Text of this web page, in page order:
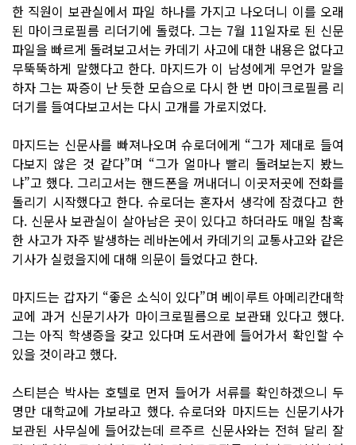
한 직원이 보관실에서 파일 하나를 가지고 나오더니 이를 오래
된 마이크로필름 리더기에 돌렸다. 그는 7월 11일자로 된 신문
파일을 빠르게 돌려보고서는 카데기 사고에 대한 내용은 없다고
무뚝뚝하게 말했다고 한다. 마지드가 이 남성에게 무언가 말을
하자 그는 짜증이 난 듯한 모습으로 다시 한 번 마이크로필름 리
더기를 들여다보고서는 다시 고개를 가로지었다.
마지드는 신문사를 빠져나오며 슈로더에게 “그가 제대로 들여
다보지 않은 것 같다”며 “그가 얼마나 빨리 돌려보는지 봤느
냐”고 했다. 그리고서는 핸드폰을 꺼내더니 이곳저곳에 전화를
돌리기 시작했다고 한다. 슈로더는 혼자서 생각에 잠겼다고 한
다. 신문사 보관실이 살아남은 곳이 있다고 하더라도 매일 참혹
한 사고가 자주 발생하는 레바논에서 카데기의 교통사고와 같은
기사가 실렸을지에 대해 의문이 들었다고 한다.
마지드는 갑자기 “좋은 소식이 있다”며 베이루트 아메리칸대학
교에 과거 신문기사가 마이크로필름으로 보관돼 있다고 했다.
그는 아직 학생증을 갖고 있다며 도서관에 들어가서 확인할 수
있을 것이라고 했다.
스티븐슨 박사는 호텔로 먼저 들어가 서류를 확인하겠으니 두
명만 대학교에 가보라고 했다. 슈로더와 마지드는 신문기사가
보관된 사무실에 들어갔는데 르주르 신문사와는 전혀 달리 잘